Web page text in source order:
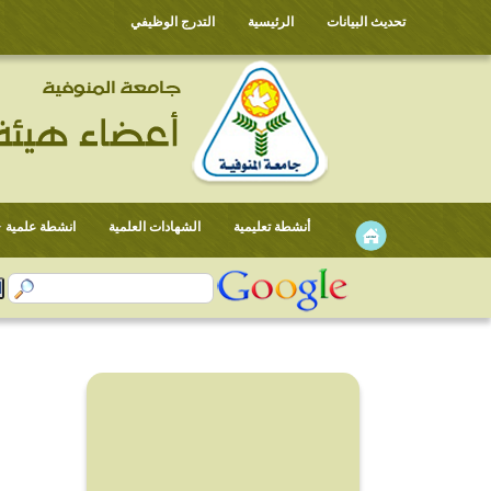
تحديث البيانات الرئيسية التدرج الوظيفي
أنشطة تعليمية الشهادات العلمية انشطة علمية